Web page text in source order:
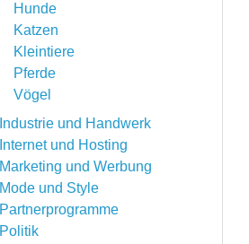
Hunde
Katzen
Kleintiere
Pferde
Vögel
Industrie und Handwerk
Internet und Hosting
Marketing und Werbung
Mode und Style
Partnerprogramme
Politik